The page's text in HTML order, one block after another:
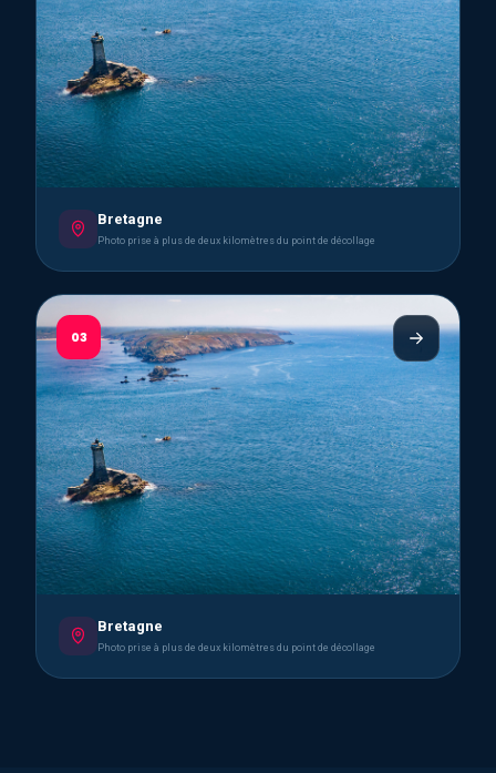
Bretagne
Photo prise à plus de deux kilomètres du point de décollage
03
Bretagne
Photo prise à plus de deux kilomètres du point de décollage